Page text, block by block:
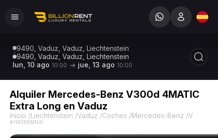
9490, Vaduz, Vaduz, Liechtenstein
9490, Vaduz, Vaduz, Liechtenstein
lun, 10 ago 10:00 jue, 13 ago 10:00
Alquiler Mercedes-Benz V300d 4MATIC
Extra Long en Vaduz
Inicio /Liechtenstein /Vaduz /Coches /Mercedes-Benz /V300d
#YM38BMNW